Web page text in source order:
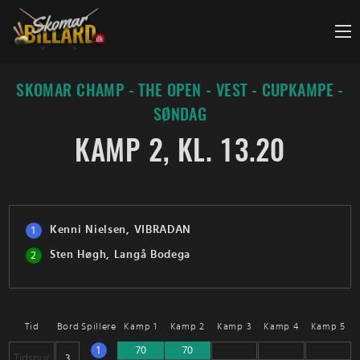
Fortsæt
indhold
SKOMAR CHAMP - THE OPEN - VEST - CUPKAMPE -
SØNDAG
KAMP 2, KL. 13.20
1
Kenni Nielsen, VIBRADAN
2
Sten Høgh, Langå Bodega
Tid Bord Spillere Kamp 1 Kamp 2 Kamp 3 Kamp 4 Kamp 5
1